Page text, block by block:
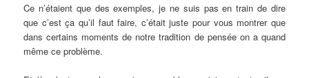
Ce n’étaient que des exemples, je ne suis pas en train de dire
que c’est ça qu’il faut faire, c’était juste pour vous montrer que
dans certains moments de notre tradition de pensée on a quand
même ce problème.